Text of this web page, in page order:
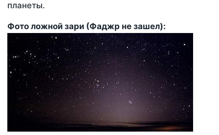
планеты.
Фото ложной зари (Фаджр не зашел):